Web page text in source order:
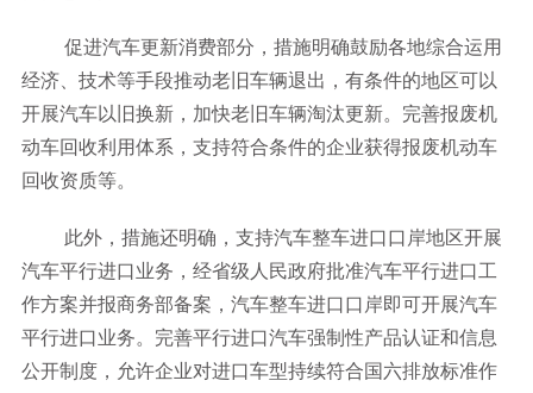
促进汽车更新消费部分，措施明确鼓励各地综合运用
经济、技术等手段推动老旧车辆退出，有条件的地区可以
开展汽车以旧换新，加快老旧车辆淘汰更新。完善报废机
动车回收利用体系，支持符合条件的企业获得报废机动车
回收资质等。
此外，措施还明确，支持汽车整车进口口岸地区开展
汽车平行进口业务，经省级人民政府批准汽车平行进口工
作方案并报商务部备案，汽车整车进口口岸即可开展汽车
平行进口业务。完善平行进口汽车强制性产品认证和信息
公开制度，允许企业对进口车型持续符合国六排放标准作